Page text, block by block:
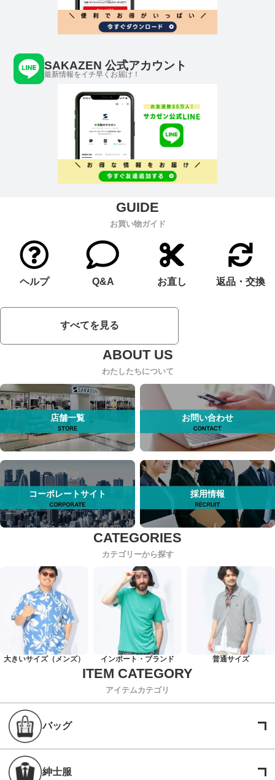
SAKAZEN 公式アカウント
最新情報をイチ早くお届け！
お買い物ガイド
ヘルプ Q&A お直し 返品・交換
すべてを見る
わたしたちについて
店舗一覧 お問い合わせ
コーポレートサイト 採用情報
カテゴリーから探す
大きいサイズ（メンズ） インポート・ブランド 普通サイズ
アイテムカテゴリ
バッグ
紳士服